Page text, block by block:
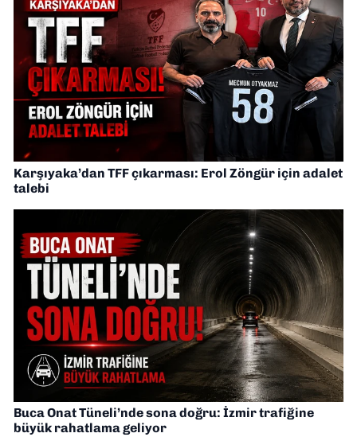
Karşıyaka’dan TFF çıkarması: Erol Zöngür için adalet
talebi
Buca Onat Tüneli’nde sona doğru: İzmir trafiğine
büyük rahatlama geliyor